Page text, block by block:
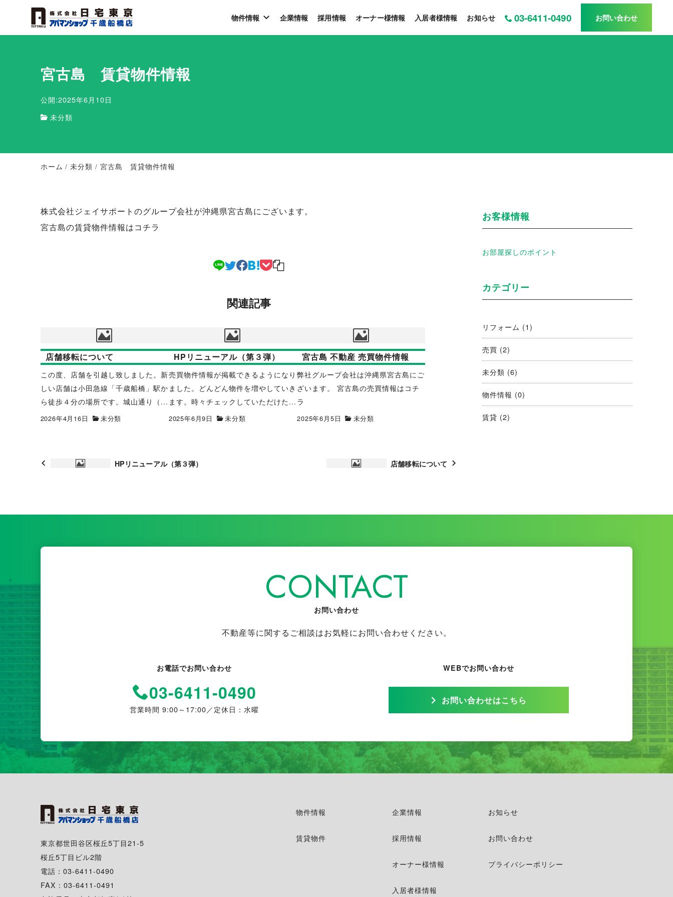
物件情報 企業情報 採用情報 オーナー様情報 入居者様情報 お知らせ 03-6411-0490 お問い合わせ
宮古島 賃貸物件情報
公開:2025年6月10日
未分類
ホーム 未分類 宮古島 賃貸物件情報
株式会社ジェイサポートのグループ会社が沖縄県宮古島にございます。
宮古島の賃貸物件情報はコチラ
関連記事
店舗移転について
この度、店舗を引越し致しました。新
しい店舗は小田急線「千歳船橋」駅か
ら徒歩４分の場所です。城山通り（...
2026年4月16日 未分類
HPリニューアル（第３弾）
売買物件情報が掲載できるようになり
ました。どんどん物件を増やしていき
ます。時々チェックしていただけた...
2025年6月9日 未分類
宮古島 不動産 売買物件情報
弊社グループ会社は沖縄県宮古島にご
ざいます。 宮古島の売買情報はコチ
ラ
2025年6月5日 未分類
投
HPリニューアル（第３弾） 店舗移転について
お客様情報
お部屋探しのポイント
カテゴリー
リフォーム (1)
売買 (2)
未分類 (6)
物件情報 (0)
賃貸 (2)
CONTACT
お問い合わせ
不動産等に関するご相談はお気軽にお問い合わせください。
お電話でお問い合わせ
03-6411-0490
営業時間 9:00～17:00／定休日：水曜
WEBでお問い合わせ
お問い合わせはこちら
東京都世田谷区桜丘5丁目21-5
桜丘5丁目ビル2階
電話：03-6411-0490
FAX：03-6411-0491
物件情報
賃貸物件
企業情報
採用情報
オーナー様情報
入居者様情報
お知らせ
お問い合わせ
プライバシーポリシー